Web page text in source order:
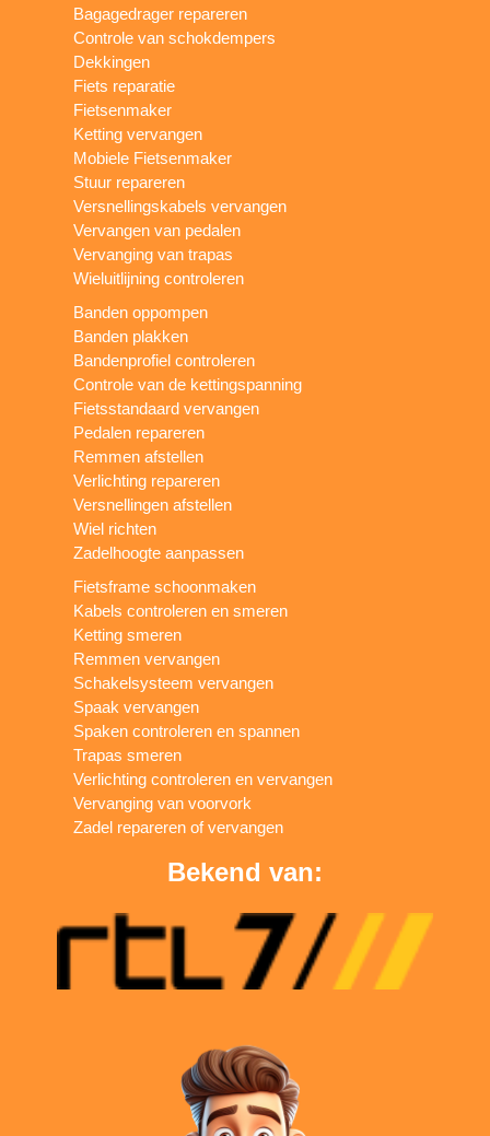
Bagagedrager repareren
Controle van schokdempers
Dekkingen
Fiets reparatie
Fietsenmaker
Ketting vervangen
Mobiele Fietsenmaker
Stuur repareren
Versnellingskabels vervangen
Vervangen van pedalen
Vervanging van trapas
Wieluitlijning controleren
Banden oppompen
Banden plakken
Bandenprofiel controleren
Controle van de kettingspanning
Fietsstandaard vervangen
Pedalen repareren
Remmen afstellen
Verlichting repareren
Versnellingen afstellen
Wiel richten
Zadelhoogte aanpassen
Fietsframe schoonmaken
Kabels controleren en smeren
Ketting smeren
Remmen vervangen
Schakelsysteem vervangen
Spaak vervangen
Spaken controleren en spannen
Trapas smeren
Verlichting controleren en vervangen
Vervanging van voorvork
Zadel repareren of vervangen
Bekend van: